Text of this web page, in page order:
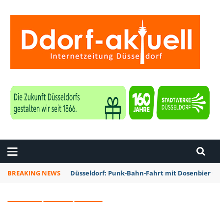
BREAKING NEWS Düsseldorf: Punk-Bahn-Fahrt mit Dosenbier